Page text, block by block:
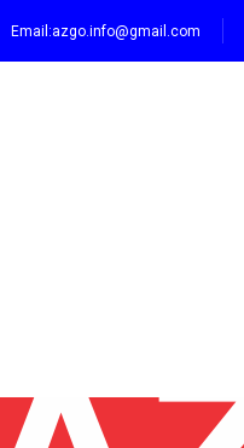
Email:azgo.info@gmail.com